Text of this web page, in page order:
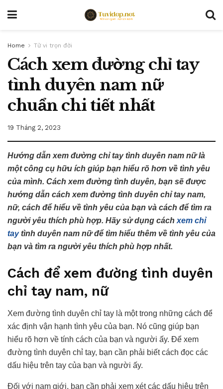
Home Tử vi trọn đời
Cách xem đường chỉ tay
tình duyên nam nữ
chuẩn chi tiết nhất
19 Tháng 2, 2023
Hướng dẫn xem đường chỉ tay tình duyên nam nữ là
một công cụ hữu ích giúp bạn hiểu rõ hơn về tình yêu
của mình. Cách xem đường tình duyên, bạn sẽ được
hướng dẫn cách xem đường tình duyên chỉ tay nam,
nữ, cách để hiểu về tình yêu của bạn và cách để tìm ra
người yêu thích phù hợp. Hãy sử dụng cách xem chỉ
taytình duyên nam nữ để tìm hiểu thêm về tình yêu của
bạn và tìm ra người yêu thích phù hợp nhất.
Cách để xem đường tình duyên
chỉ tay nam, nữ
Xem đường tình duyên chỉ tay là một trong những cách để
xác định vận hạnh tình yêu của bạn. Nó cũng giúp bạn
hiểu rõ hơn về tính cách của bạn và người ấy. Để xem
đường tình duyên chỉ tay, bạn cần phải biết cách đọc các
dấu hiệu trên tay của bạn và người ấy.
Đối với nam giới, bạn cần phải xem xét các dấu hiệu trên